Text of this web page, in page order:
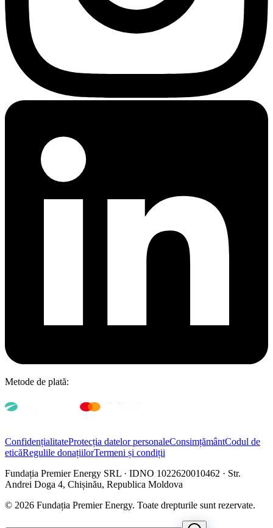
Metode de plată:
ConfidențialitateProtecția datelor personaleConsimțământCodul de
eticăRegulile donațiilorTermeni și condiții
Fundația Premier Energy SRL · IDNO 1022620010462 · Str.
Andrei Doga 4, Chișinău, Republica Moldova
© 2026 Fundația Premier Energy. Toate drepturile sunt rezervate.